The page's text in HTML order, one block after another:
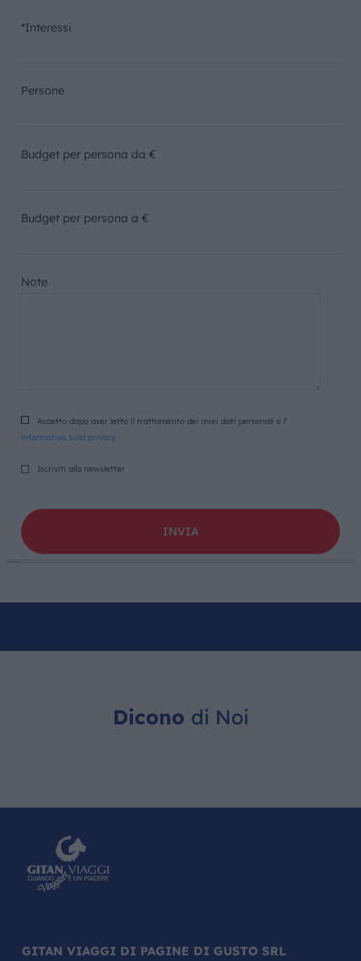
*Interessi
Persone
Budget per persona da €
Budget per persona a €
Note
Accetto dopo aver letto il trattamento dei miei dati personali e l’
informativa sulla privacy
Iscriviti alla newsletter
Dicono di Noi
GITAN VIAGGI DI PAGINE DI GUSTO SRL